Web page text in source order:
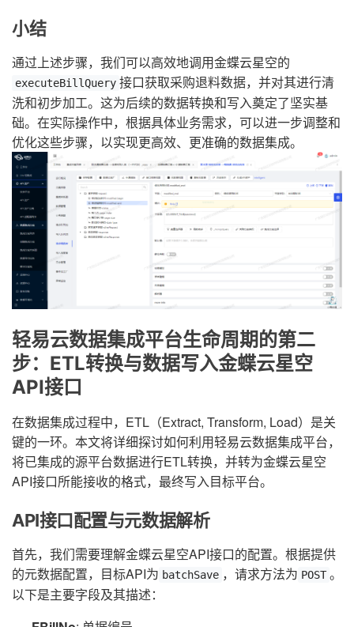
小结
通过上述步骤，我们可以高效地调用金蝶云星空的
executeBillQuery 接口获取采购退料数据，并对其进行清
洗和初步加工。这为后续的数据转换和写入奠定了坚实基
础。在实际操作中，根据具体业务需求，可以进一步调整和
优化这些步骤，以实现更高效、更准确的数据集成。
轻易云数据集成平台生命周期的第二
步：ETL转换与数据写入金蝶云星空
API接口
在数据集成过程中，ETL（Extract, Transform, Load）是关
键的一环。本文将详细探讨如何利用轻易云数据集成平台，
将已集成的源平台数据进行ETL转换，并转为金蝶云星空
API接口所能接收的格式，最终写入目标平台。
API接口配置与元数据解析
首先，我们需要理解金蝶云星空API接口的配置。根据提供
的元数据配置，目标API为 batchSave ，请求方法为 POST 。
以下是主要字段及其描述：